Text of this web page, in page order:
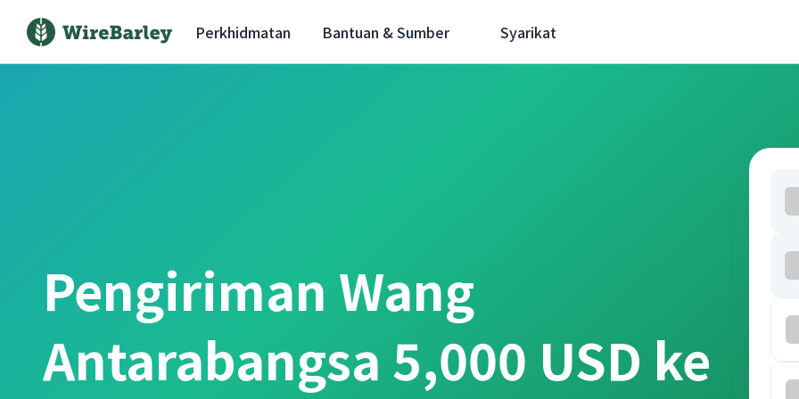
Perkhidmatan Bantuan & Sumber Syarikat
Pengiriman Wang
Antarabangsa 5,000 USD ke